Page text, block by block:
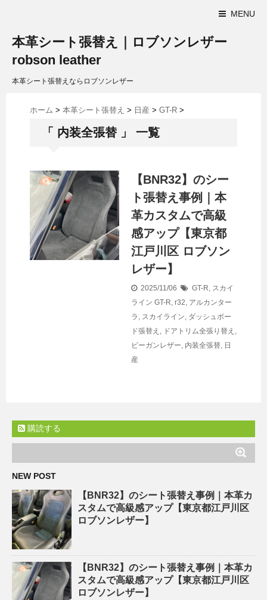
MENU
本革シート張替え｜ロブソンレザー
robson leather
本革シート張替えならロブソンレザー
ホーム > 本革シート張替え > 日産 > GT-R >
「 内装全張替 」 一覧
【BNR32】のシー
ト張替え事例｜本
革カスタムで高級
感アップ【東京都
江戸川区 ロブソン
レザー】
2025/11/06 GT-R, スカイ
ライン GT-R, r32, アルカンター
ラ , スカイライン, ダッシュボー
ド張替え , ドアトリム全張り替え ,
ビーガンレザー, 内装全張替, 日
産
購読する
NEW POST
【BNR32】のシート張替え事例｜本革カ
スタムで高級感アップ【東京都江戸川区
ロブソンレザー】
【BNR32】のシート張替え事例｜本革カ
スタムで高級感アップ【東京都江戸川区
ロブソンレザー】